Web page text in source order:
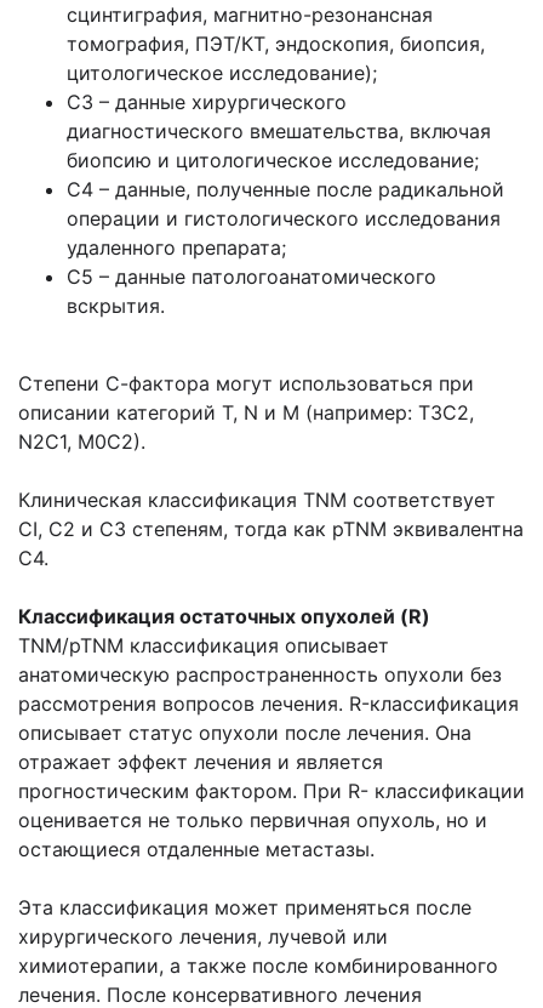
сцинтиграфия, магнитно-резонансная
томография, ПЭТ/КТ, эндоскопия, биопсия,
цитологическое исследование);
С3 – данные хирургического
диагностического вмешательства, включая
биопсию и цитологическое исследование;
С4 – данные, полученные после радикальной
операции и гистологического исследования
удаленного препарата;
С5 – данные патологоанатомического
вскрытия.
Степени С-фактора могут использоваться при
описании категорий Т, N и М (например: Т3С2,
N2C1, М0С2).
Клиническая классификация TNM соответствует
CI, С2 и С3 степеням, тогда как pTNM эквивалентна
С4.
Классификация остаточных опухолей (R)
TNM/pTNM классификация описывает
анатомическую распространенность опухоли без
рассмотрения вопросов лечения. R-классификация
описывает статус опухоли после лечения. Она
отражает эффект лечения и является
прогностическим фактором. При R- классификации
оценивается не только первичная опухоль, но и
остающиеся отдаленные метастазы.
Эта классификация может применяться после
хирургического лечения, лучевой или
химиотерапии, а также после комбинированного
лечения. После консервативного лечения